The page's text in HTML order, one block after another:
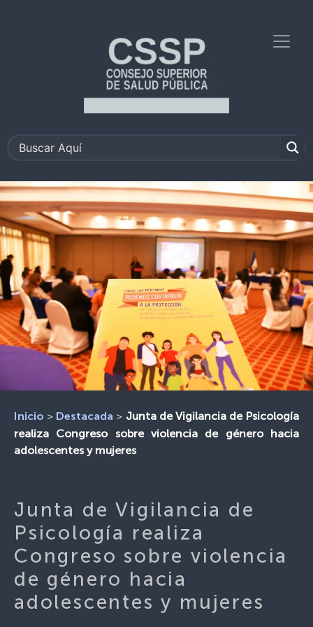
Inicio > Destacada > Junta de Vigilancia de Psicología
realiza Congreso sobre violencia de género hacia
adolescentes y mujeres
Junta de Vigilancia de
Psicología realiza
Congreso sobre violencia
de género hacia
adolescentes y mujeres